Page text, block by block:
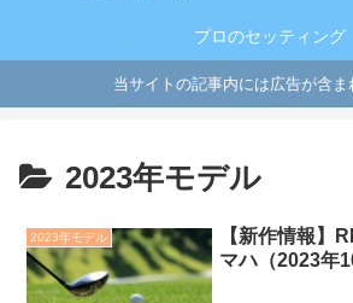
プロのセッティング
当サイトの記事内には広告が含ま
2023年モデル
2023年モデル
【新作情報】
マハ（2023年